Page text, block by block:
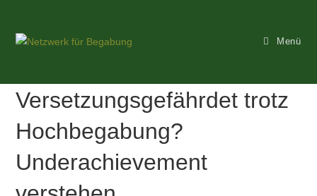
springen
Menü
Versetzungsgefährdet trotz
Hochbegabung?
Underachievement